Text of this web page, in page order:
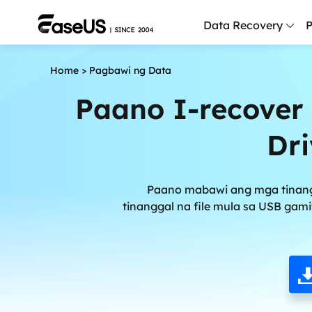
Data Recovery
Home > Pagbawi ng Data
Paano I-recover
Paano mabawi ang mga
tinanggal na file mula sa USB